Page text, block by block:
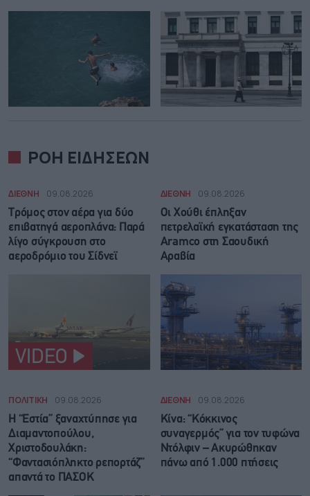
ΡΟΗ ΕΙΔΗΣΕΩΝ
ΔΙΕΘΝΗ 09.08.2026
Τρόμος στον αέρα για δύο
επιβατηγά αεροπλάνα: Παρά
λίγο σύγκρουση στο
αεροδρόμιο του Σίδνεϊ
VIDEO
ΔΙΕΘΝΗ 09.08.2026
Οι Χούθι έπληξαν
πετρελαϊκή εγκατάσταση της
Aramco στη Σαουδική
Αραβία
ΠΟΛΙΤΙΚΗ 09.08.2026
Η “Εστία” ξαναχτύπησε για
Διαμαντοπούλου,
Χριστοδουλάκη:
“Φαντασιόπληκτο ρεπορτάζ”
απαντά το ΠΑΣΟΚ
ΔΙΕΘΝΗ 09.08.2026
Κίνα: “Κόκκινος
συναγερμός” για τον τυφώνα
Ντόλφιν – Ακυρώθηκαν
πάνω από 1.000 πτήσεις